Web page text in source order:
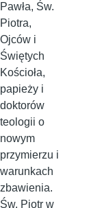
Pawła, Św.
Piotra,
Ojców i
Świętych
Kościoła,
papieży i
doktorów
teologii o
nowym
przymierzu i
warunkach
zbawienia.
Św. Piotr w